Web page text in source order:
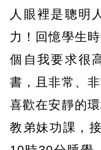
人眼裡是聰明
力！回憶學生
個自我要求很
書，且非常、
喜歡在安靜的
教弟妹功課，